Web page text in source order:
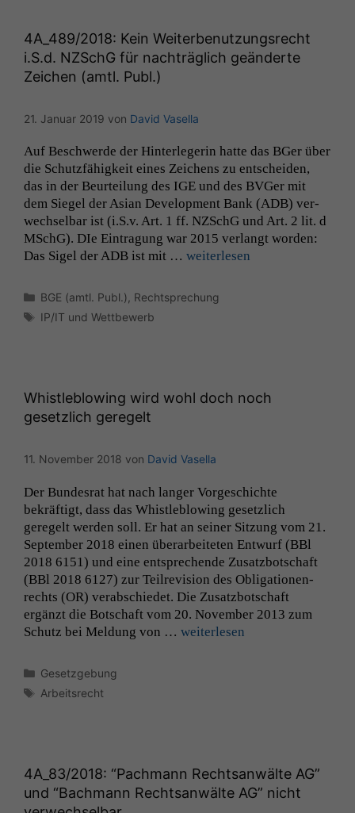
4A_489/2018: Kein Weiterbenutzungsrecht
i.S.d. NZSchG für nachträglich geänderte
Zeichen (amtl. Publ.)
21. Januar 2019 von David Vasella
Auf Beschw­erde der Hin­ter­legerin hat­te das BGer über
die Schutzfähigkeit eines Zeichens zu entschei­den,
das in der Beurteilung des IGE und des BVGer mit
dem Siegel der Asian Devel­op­ment Bank (ADB) ver­
wech­sel­bar ist (i.S.v. Art. 1 ff. NZSchG und Art. 2 lit. d
MSchG). DIe Ein­tra­gung war 2015 ver­langt wor­den:
Das Sigel derADB ist mit … weit­er­lesen
Kategorien
BGE (amtl. Publ.), Rechtsprechung
Schlagwörter
IP/IT und Wettbewerb
Whistleblowing wird wohl doch noch
gesetzlich geregelt
11. November 2018 von David Vasella
Der Bun­desrat hat nach langer Vorgeschichte
bekräftigt, dass das Whistle­blow­ing geset­zlich
geregelt wer­den soll. Er hat an sein­er Sitzung vom 21.
Sep­tem­ber 2018 einen über­ar­beit­eten Entwurf (BBl
2018 6151) und eine entsprechende Zusatzbotschaft
(BBl 2018 6127) zur Teil­re­vi­sion des Oblig­a­tio­nen­
rechts (OR) ver­ab­schiedet. Die Zusatzbotschaft
ergänzt die Botschaft vom 20. Novem­ber 2013 zum
Schutz bei Mel­dung von … weit­er­lesen
Kategorien
Gesetzgebung
Schlagwörter
Arbeitsrecht
4A_83/2018: “Pachmann Rechtsanwälte AG”
und “Bachmann Rechtsanwälte AG” nicht